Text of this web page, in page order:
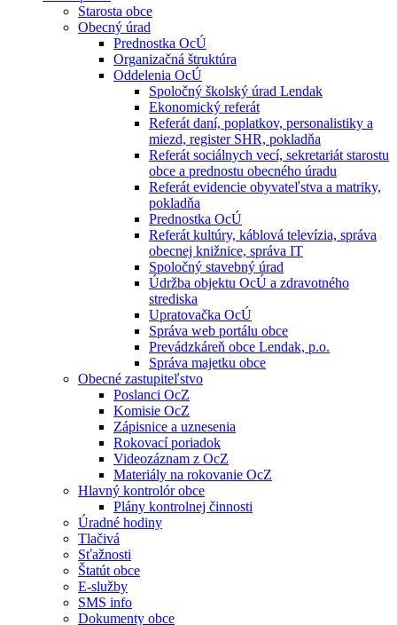
Starosta obce
Obecný úrad
Prednostka OcÚ
Organizačná štruktúra
Oddelenia OcÚ
Spoločný školský úrad Lendak
Ekonomický referát
Referát daní, poplatkov, personalistiky a
miezd, register SHR, pokladňa
Referát sociálnych vecí, sekretariát starostu
obce a prednostu obecného úradu
Referát evidencie obyvateľstva a matriky,
pokladňa
Prednostka OcÚ
Referát kultúry, káblová televízia, správa
obecnej knižnice, správa IT
Spoločný stavebný úrad
Údržba objektu OcÚ a zdravotného
strediska
Upratovačka OcÚ
Správa web portálu obce
Prevádzkáreň obce Lendak, p.o.
Správa majetku obce
Obecné zastupiteľstvo
Poslanci OcZ
Komisie OcZ
Zápisnice a uznesenia
Rokovací poriadok
Videozáznam z OcZ
Materiály na rokovanie OcZ
Hlavný kontrolór obce
Plány kontrolnej činnosti
Úradné hodiny
Tlačivá
Sťažnosti
Štatút obce
E-služby
SMS info
Dokumenty obce